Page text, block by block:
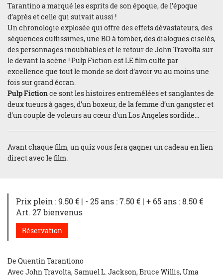
Tarantino a marqué les esprits de son époque, de l’époque
d’après et celle qui suivait aussi !
Un chronologie explosée qui offre des effets dévastateurs, des
séquences cultissimes, une BO à tomber, des dialogues ciselés,
des personnages inoubliables et le retour de John Travolta sur
le devant la scène ! Pulp Fiction est LE film culte par
excellence que tout le monde se doit d’avoir vu au moins une
fois sur grand écran.
Pulp Fictionce sont les histoires entremêlées et sanglantes de
deux tueurs à gages, d’un boxeur, de la femme d’un gangster et
d’un couple de voleurs au cœur d’un Los Angeles sordide…
Avant chaque film, un quiz vous fera gagner un cadeau en lien
direct avec le film.
Prix plein : 9.50 € | - 25 ans : 7.50 € | + 65 ans : 8.50 €
Art. 27 bienvenus
Réservation
De Quentin Tarantiono
Avec John Travolta, Samuel L. Jackson, Bruce Willis, Uma